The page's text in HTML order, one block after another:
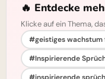
🔥 Entdecke
Klicke auf ein Thema,
#geistiges
#Inspirierende
#inspirierende